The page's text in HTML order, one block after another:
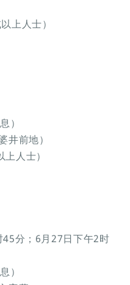
上人士）
）
井前地）
人士）
分；6月27日下午2时
）